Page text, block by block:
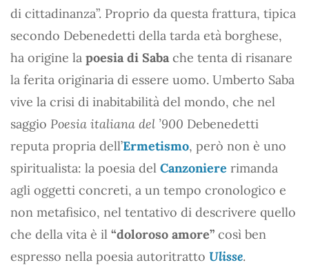
di cittadinanza”. Proprio da questa frattura, tipica
secondo Debenedetti della tarda età borghese,
ha origine la poesia di Saba che tenta di risanare
la ferita originaria di essere uomo. Umberto Saba
vive la crisi di inabitabilità del mondo, che nel
saggio Poesia italiana del ’900 Debenedetti
reputa propria dell’Ermetismo, però non è uno
spiritualista: la poesia del Canzoniere rimanda
agli oggetti concreti, a un tempo cronologico e
non metafisico, nel tentativo di descrivere quello
che della vita è il “doloroso amore” così ben
espresso nella poesia autoritratto Ulisse.